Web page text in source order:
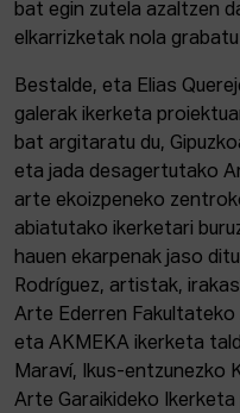
bat egin zutela azaltzen
elkarrizketak nola
Bestalde, eta Elias
galerak ikerketa
bat argitaratu du,
eta jada desagertutako
arte ekoizpeneko
abiatutako ikerketari
hauen ekarpenak jaso
Rodríguez, artistak,
Arte Ederren
eta AKMEKA ikerketa
Maraví, Ikus-entzunezko
Arte Garaikideko